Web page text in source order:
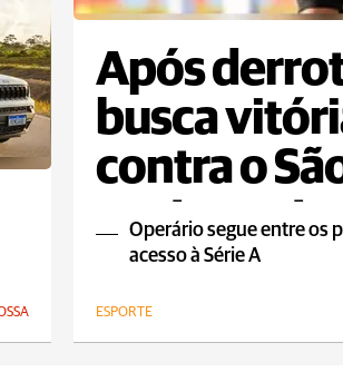
Após
busca
contra o
nesta sexta
Operário segue entre os
acesso à Série A
ESPORTE